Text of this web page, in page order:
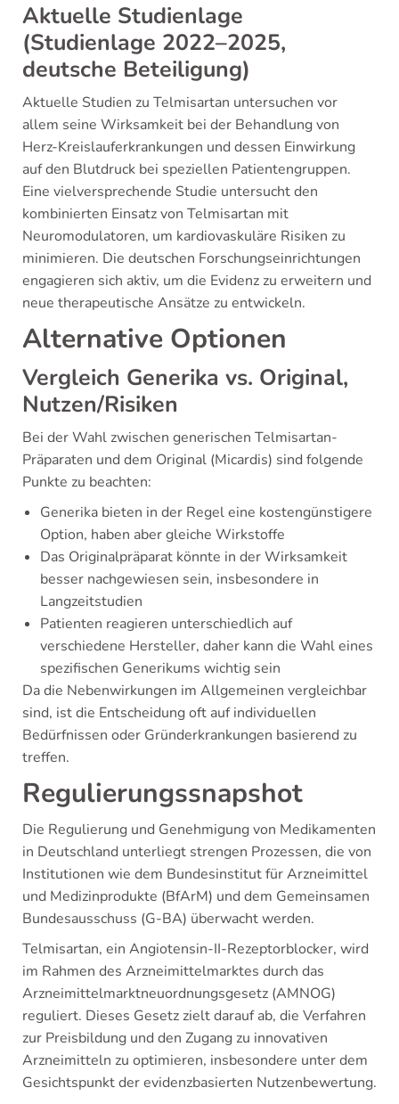
Aktuelle Studienlage
(Studienlage 2022–2025,
deutsche Beteiligung)
Aktuelle Studien zu Telmisartan untersuchen vor
allem seine Wirksamkeit bei der Behandlung von
Herz-Kreislauferkrankungen und dessen Einwirkung
auf den Blutdruck bei speziellen Patientengruppen.
Eine vielversprechende Studie untersucht den
kombinierten Einsatz von Telmisartan mit
Neuromodulatoren, um kardiovaskuläre Risiken zu
minimieren. Die deutschen Forschungseinrichtungen
engagieren sich aktiv, um die Evidenz zu erweitern und
neue therapeutische Ansätze zu entwickeln.
Alternative Optionen
Vergleich Generika vs. Original,
Nutzen/Risiken
Bei der Wahl zwischen generischen Telmisartan-
Präparaten und dem Original (Micardis) sind folgende
Punkte zu beachten:
Generika bieten in der Regel eine kostengünstigere
Option, haben aber gleiche Wirkstoffe
Das Originalpräparat könnte in der Wirksamkeit
besser nachgewiesen sein, insbesondere in
Langzeitstudien
Patienten reagieren unterschiedlich auf
verschiedene Hersteller, daher kann die Wahl eines
spezifischen Generikums wichtig sein
Da die Nebenwirkungen im Allgemeinen vergleichbar
sind, ist die Entscheidung oft auf individuellen
Bedürfnissen oder Gründerkrankungen basierend zu
treffen.
Regulierungssnapshot
Die Regulierung und Genehmigung von Medikamenten
in Deutschland unterliegt strengen Prozessen, die von
Institutionen wie dem Bundesinstitut für Arzneimittel
und Medizinprodukte (BfArM) und dem Gemeinsamen
Bundesausschuss (G-BA) überwacht werden.
Telmisartan, ein Angiotensin-II-Rezeptorblocker, wird
im Rahmen des Arzneimittelmarktes durch das
Arzneimittelmarktneuordnungsgesetz (AMNOG)
reguliert. Dieses Gesetz zielt darauf ab, die Verfahren
zur Preisbildung und den Zugang zu innovativen
Arzneimitteln zu optimieren, insbesondere unter dem
Gesichtspunkt der evidenzbasierten Nutzenbewertung.